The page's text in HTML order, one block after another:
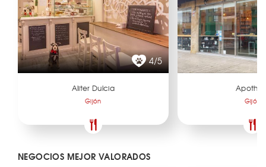
4/5
Aliter Dulcia
Gijón Gijón
NEGOCIOS MEJOR VALORADOS